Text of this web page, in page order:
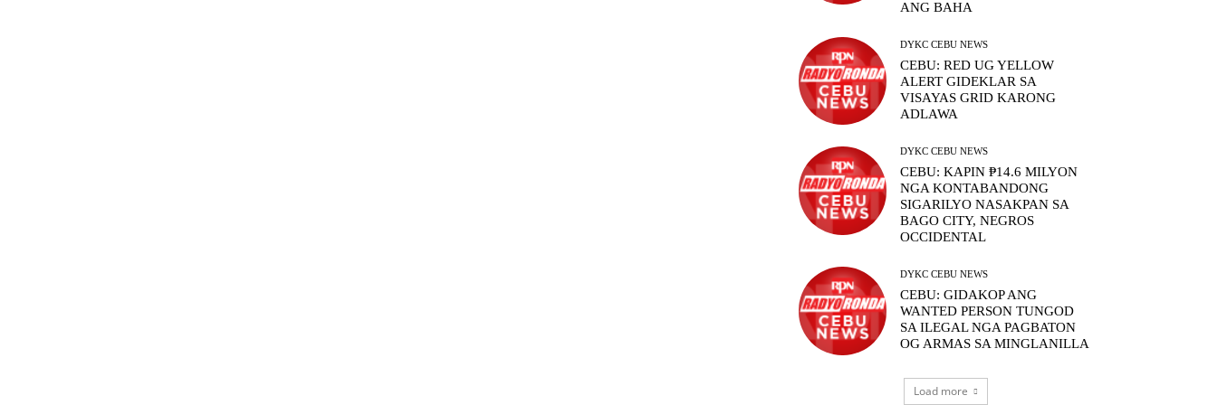
ANG BAHA
DYKC CEBU NEWS
CEBU: RED UG YELLOW
ALERT GIDEKLAR SA
VISAYAS GRID KARONG
ADLAWA
DYKC CEBU NEWS
CEBU: KAPIN ₱14.6 MILYON
NGA KONTABANDONG
SIGARILYO NASAKPAN SA
BAGO CITY, NEGROS
OCCIDENTAL
DYKC CEBU NEWS
CEBU: GIDAKOP ANG
WANTED PERSON TUNGOD
SA ILEGAL NGA PAGBATON
OG ARMAS SA MINGLANILLA
Load more